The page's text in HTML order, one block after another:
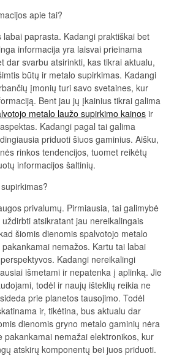
apie tai?
labai paprasta. Kadangi praktiškai bet
informacija yra laisvai prieinama
dar svarbu atsirinkti, kas tikrai aktualu,
būtų ir metalo supirkimas. Kadangi
įmonių turi savo svetaines, kur
Bent jau jų įkainius tikrai galima
metalo laužo supirkimo kainos ir
Kadangi pagal tai galima
priduoti šiuos gaminius. Aišku,
rinkos tendencijos, tuomet reikėtų
informacijos šaltinių.
privalumų. Pirmiausia, tai galimybė
atsikratant jau nereikalingais
šiomis dienomis spalvotojo metalo
nemažos. Kartu tai labai
Kadangi nereikalingi
išmetami ir nepatenka į aplinką. Jie
todėl ir naujų išteklių reikia ne
prie planetos tausojimo. Todėl
ir, tikėtina, bus aktualu dar
dienomis gryno metalo gaminių nėra
pakankamai nemažai elektronikos, kur
atskirų komponentų bei juos priduoti.